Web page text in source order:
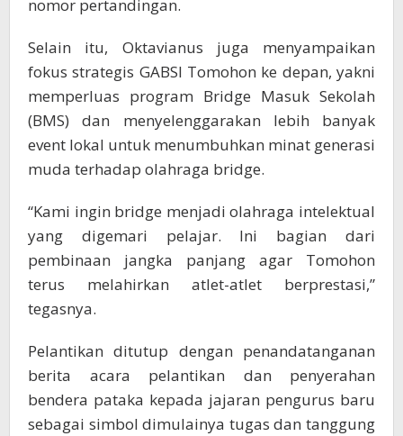
nomor pertandingan.
Selain itu, Oktavianus juga menyampaikan
fokus strategis GABSI Tomohon ke depan, yakni
memperluas program Bridge Masuk Sekolah
(BMS) dan menyelenggarakan lebih banyak
event lokal untuk menumbuhkan minat generasi
muda terhadap olahraga bridge.
“Kami ingin bridge menjadi olahraga intelektual
yang digemari pelajar. Ini bagian dari
pembinaan jangka panjang agar Tomohon
terus melahirkan atlet-atlet berprestasi,”
tegasnya.
Pelantikan ditutup dengan penandatanganan
berita acara pelantikan dan penyerahan
bendera pataka kepada jajaran pengurus baru
sebagai simbol dimulainya tugas dan tanggung